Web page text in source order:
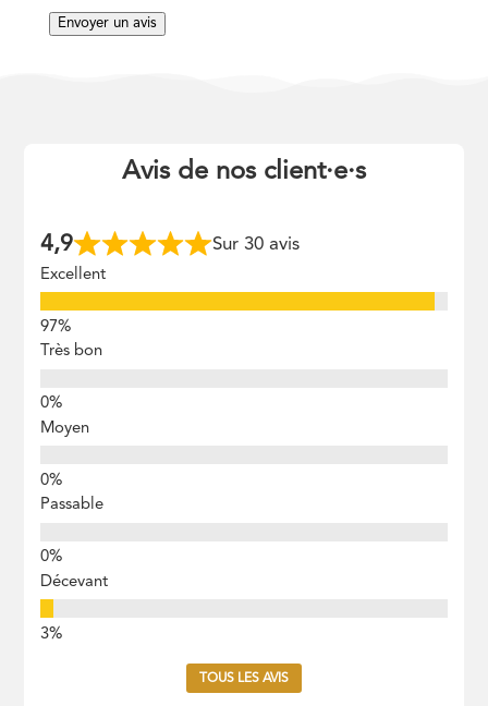
Envoyer un avis
Avis de nos client·e·s
4,9 Sur 30 avis
Excellent
Très bon
Moyen
Passable
Décevant
TOUS LES AVIS